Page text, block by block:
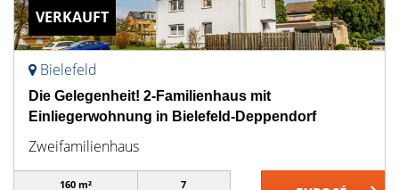
VERKAUFT
Bielefeld
Die Gelegenheit! 2-Familienhaus mit
Einliegerwohnung in Bielefeld-Deppendorf
Zweifamilienhaus
160 m²
7